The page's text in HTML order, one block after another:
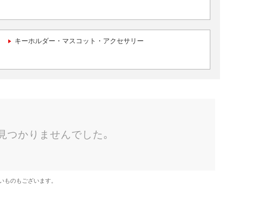
キーホルダー・マスコット・アクセサリー